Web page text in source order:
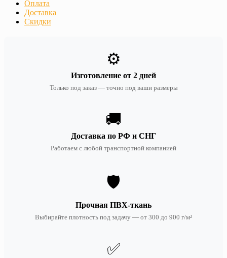
Оплата
Доставка
Скидки
⚙️
Изготовление от 2 дней
Только под заказ — точно под ваши размеры
🚚
Доставка по РФ и СНГ
Работаем с любой транспортной компанией
🛡️
Прочная ПВХ-ткань
Выбирайте плотность под задачу — от 300 до 900 г/м²
✅